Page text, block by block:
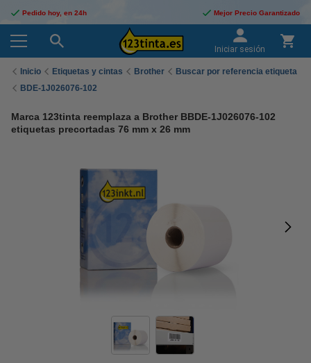
Pedido hoy, en 24h Mejor Precio Garantizado
Iniciar sesión
Inicio Etiquetas y cintas Brother
Buscar por referencia etiqueta
BDE-1J026076-102
Marca 123tinta reemplaza a Brother BBDE-1J026076-102
etiquetas precortadas 76 mm x 26 mm